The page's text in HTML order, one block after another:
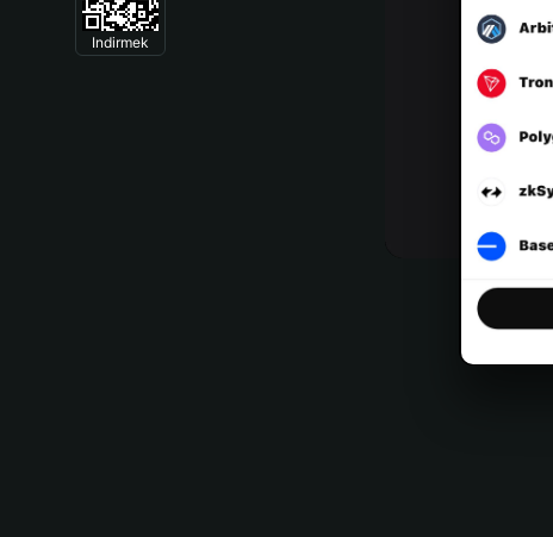
Indirmek